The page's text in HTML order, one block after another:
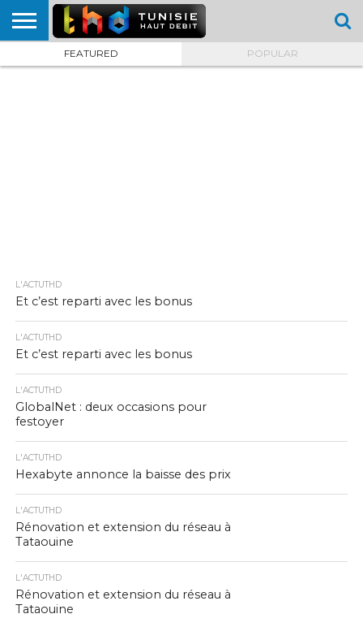
HOME
L’ACTUTHD
EN
PODCASTS
TEST
COMPARATIF
CARTE DE
CONTACT
FEATURED POPULAR
L'ACTUTHD
Et c’est reparti avec les bonus
L'ACTUTHD
Et c’est reparti avec les bonus
L'ACTUTHD
GlobalNet : deux occasions pour
festoyer
L'ACTUTHD
Hexabyte annonce la baisse des prix
L'ACTUTHD
Rénovation et extension du réseau à
Tataouine
L'ACTUTHD
Rénovation et extension du réseau à
Tataouine